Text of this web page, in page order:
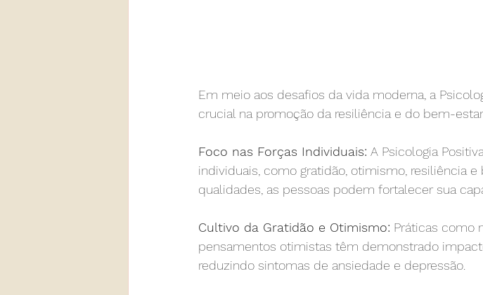
Em meio aos desafios da vida moderna, a
crucial na promoção da resiliência e do bem-
Foco nas Forças Individuais: A Psicologia
individuais, como gratidão, otimismo, resiliência
qualidades, as pessoas podem fortalecer sua
Cultivo da Gratidão e Otimismo: Práticas como
pensamentos otimistas têm demonstrado
reduzindo sintomas de ansiedade e depressão.